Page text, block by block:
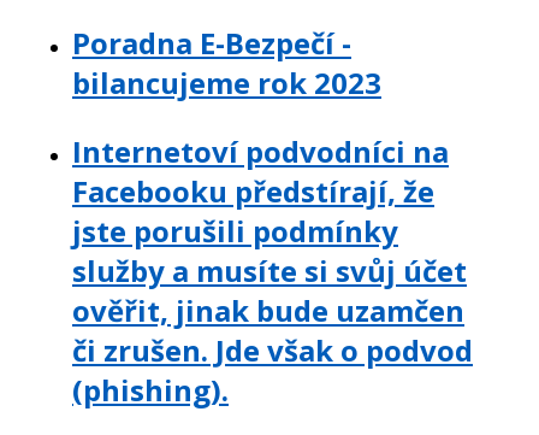
Poradna E-Bezpečí -
bilancujeme rok 2023
Internetoví podvodníci na
Facebooku předstírají, že
jste porušili podmínky
služby a musíte si svůj účet
ověřit, jinak bude uzamčen
či zrušen. Jde však o podvod
(phishing).